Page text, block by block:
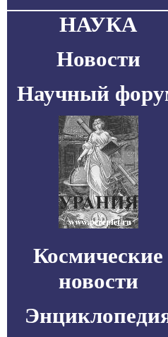
НАУКА
Новости
Научный
Космические
новости